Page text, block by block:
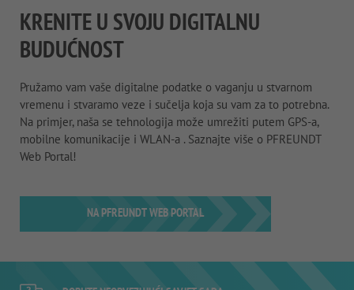
KRENITE U SVOJU DIGITALNU
BUDUĆNOST
Pružamo vam vaše digitalne podatke o vaganju u stvarnom
vremenu i stvaramo veze i sučelja koja su vam za to potrebna.
Na primjer, naša se tehnologija može umrežiti putem GPS-a,
mobilne komunikacije i WLAN-a . Saznajte više o PFREUNDT
Web Portal!
NA PFREUNDT WEB PORTAL